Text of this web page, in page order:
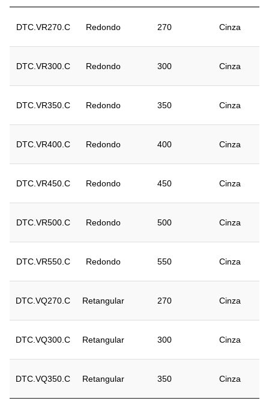
DTC.VR270.C Redondo 270 Cinza
DTC.VR300.C Redondo 300 Cinza
DTC.VR350.C Redondo 350 Cinza
DTC.VR400.C Redondo 400 Cinza
DTC.VR450.C Redondo 450 Cinza
DTC.VR500.C Redondo 500 Cinza
DTC.VR550.C Redondo 550 Cinza
DTC.VQ270.C Retangular 270 Cinza
DTC.VQ300.C Retangular 300 Cinza
DTC.VQ350.C Retangular 350 Cinza